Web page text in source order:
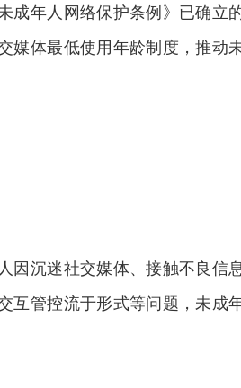
年人网络保护条例》已确立
媒体最低使用年龄制度，推动
沉迷社交媒体、接触不良信息
互管控流于形式等问题，未成